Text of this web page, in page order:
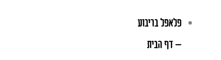
פלאפל בריבוע
– דף הבית